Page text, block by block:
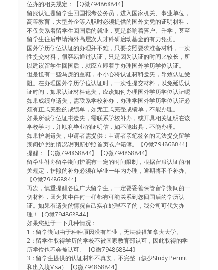
位办的相关规定：【Q微794868844】
留服认证是留学生回国报考公务员，进入国家机关、事业单位，
高等教育，大型外企等入职时必须提供的国外文凭的证明材料，
不仅关系着留学生回国后的就业，更是影响着落户、升学，甚至
留学生往后申请海外高层次人才科研启动基金的有力凭据。
国外学历学位认证的办理并不难，只要按照要求准备材料，一次
性提交材料，很容易通过认证，只是因为认证的时间比较长，所
以建议留学生回国后，就应立即着手办理国外学历学位认证。
但是也有一些马虎的童鞋，不小心将认证材料遗失，导致认证受
阻。在办理国外学历学位认证时，一次性提交材料，以免延误认
证时间，如果认证材料遗失，应该如何办理国外学历学位认证呢
如果成绩单遗失，需联系学校补办，办理学国外学历学位认证必
须有正式完整的成绩单，如无正式完整成绩单，不能办理。
如果所获学位证书遗失，需联系学校补办，或开具相关证明在该
学校学习，并顺利毕业的证明信，如不能出具，不能办理。
如果护照遗失，申请者需提供：申请者亲笔签名的无法提交留学
期间护照的情况说明新护照首页或户籍簿。【Q微794868844】
提醒：【Q微794868844】【Q微794868844】
留学生补办留学期间护照有一定的时间限制，根据留服认证的相
关规定，护照的补办必须在毕业一年内办理，逾期将不予补办。
【Q微794868844】
再次，慎重提醒各位广大留学生，一定要妥善保管留学期间的一
切材料，因为其中任何一样都有可能关系到您回国后的学历认
证。如果有遗失的情况自己实在处理不了的，我公司可代为办
理！【Q微794868844】
如果您处于一下几种情况：
1：留学期间由于种种原因没有毕业，无法获得加拿大大学。
2：留学生取得学历的学校不被国家教育部认可，因此取得的学
历学位也不会被认可。【Q微794868844】
3：留学生提供的认证材料不真实，不完整（缺少Study Permit
和出入境Visa）【Q微794868844】